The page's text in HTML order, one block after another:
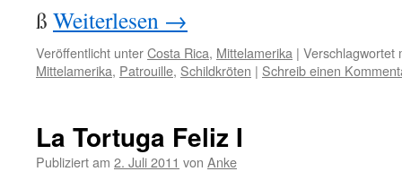
ß Weiterlesen →
Veröffentlicht unterCosta Rica, Mittelamerika | Verschlagwortet
Mittelamerika, Patrouille, Schildkröten | Schreib einen
La Tortuga Feliz I
Publiziert am 2. Juli 2011 von Anke